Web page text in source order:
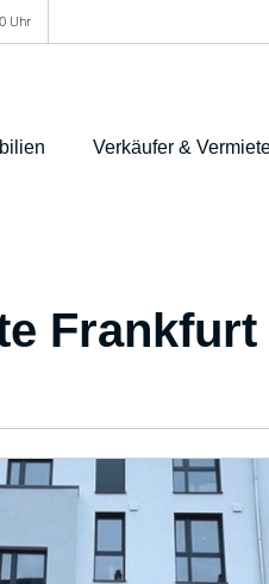
Uhr
Verkäufer &
Frankfurt